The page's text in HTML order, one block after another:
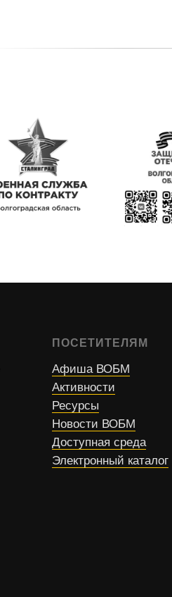
ПОСЕТИТЕЛЯМ
Афиша ВОБМ
Активности
Ресурсы
Новости ВОБМ
Доступная среда
Электронный каталог